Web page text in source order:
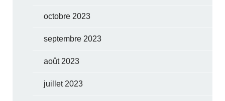
octobre 2023
septembre 2023
août 2023
juillet 2023